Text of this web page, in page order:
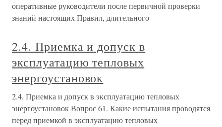
оперативные руководители после первичной проверки
знаний настоящих Правил, длительного
2.4. Приемка и допуск в
эксплуатацию тепловых
энергоустановок
2.4. Приемка и допуск в эксплуатацию тепловых
энергоустановок Вопрос 61. Какие испытания проводятся
перед приемкой в эксплуатацию тепловых